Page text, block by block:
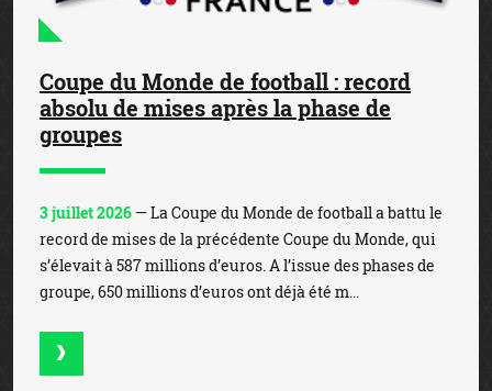
Coupe du Monde de football : record
absolu de mises après la phase de
groupes
3 juillet 2026 — La Coupe du Monde de football a battu le
record de mises de la précédente Coupe du Monde, qui
s’élevait à 587 millions d’euros. A l’issue des phases de
groupe, 650 millions d’euros ont déjà été m...